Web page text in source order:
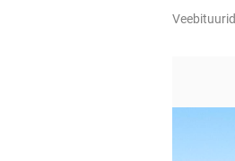
Veebituurid